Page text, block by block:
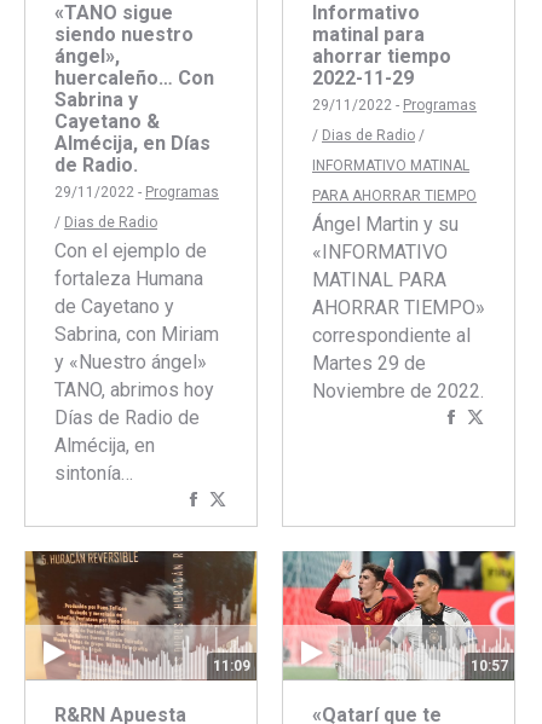
«TANO sigue
siendo nuestro
ángel»,
huercaleño… Con
Sabrina y
Cayetano &
Almécija, en Días
de Radio.
29/11/2022 - Programas
/ Dias de Radio
Con el ejemplo de
fortaleza Humana
de Cayetano y
Sabrina, con Miriam
y «Nuestro ángel»
TANO, abrimos hoy
Días de Radio de
Almécija, en
sintonía…
Compartir
con
Facebook
con
Twitter
Informativo
matinal para
ahorrar tiempo
2022-11-29
29/11/2022 - Programas
/ Dias de Radio /
INFORMATIVO MATINAL
PARA AHORRAR TIEMPO
Ángel Martin y su
«INFORMATIVO
MATINAL PARA
AHORRAR TIEMPO»
correspondiente al
Martes 29 de
Noviembre de 2022.
Compartir
11:09
R&RN Apuesta
10:57
«Qatarí que te